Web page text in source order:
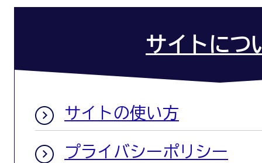
サイトにつ
サイトの使い方
プライバシーポリシー